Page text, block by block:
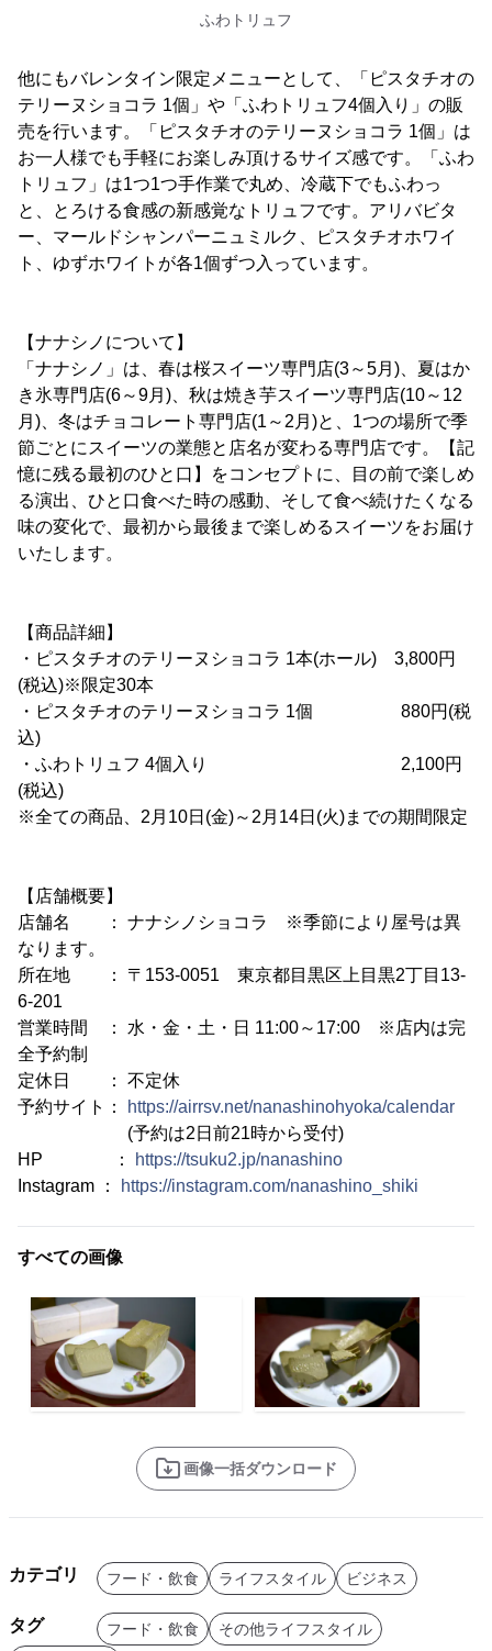
ふわトリュフ
他にもバレンタイン限定メニューとして、「ピスタチオの
テリーヌショコラ 1個」や「ふわトリュフ4個入り」の販
売を行います。「ピスタチオのテリーヌショコラ 1個」は
お一人様でも手軽にお楽しみ頂けるサイズ感です。「ふわ
トリュフ」は1つ1つ手作業で丸め、冷蔵下でもふわっ
と、とろける食感の新感覚なトリュフです。アリバビタ
ー、マールドシャンパーニュミルク、ピスタチオホワイ
ト、ゆずホワイトが各1個ずつ入っています。
【ナナシノについて】
「ナナシノ」は、春は桜スイーツ専門店(3～5月)、夏はか
き氷専門店(6～9月)、秋は焼き芋スイーツ専門店(10～12
月)、冬はチョコレート専門店(1～2月)と、1つの場所で季
節ごとにスイーツの業態と店名が変わる専門店です。【記
憶に残る最初のひと口】をコンセプトに、目の前で楽しめ
る演出、ひと口食べた時の感動、そして食べ続けたくなる
味の変化で、最初から最後まで楽しめるスイーツをお届け
いたします。
【商品詳細】
・ピスタチオのテリーヌショコラ 1本(ホール) 3,800円
(税込)※限定30本
・ピスタチオのテリーヌショコラ 1個 880円(税
込)
・ふわトリュフ 4個入り 2,100円
(税込)
※全ての商品、2月10日(金)～2月14日(火)までの期間限定
【店舗概要】
店舗名 ： ナナシノショコラ ※季節により屋号は異
なります。
所在地 ： 〒153-0051 東京都目黒区上目黒2丁目13-
6-201
営業時間 ： 水・金・土・日 11:00～17:00 ※店内は完
全予約制
定休日 ： 不定休
予約サイト：
https://airrsv.net/nanashinohyoka/calendar
(予約は2日前21時から受付)
HP ：
https://tsuku2.jp/nanashino
Instagram ：
https://instagram.com/nanashino_shiki
すべての画像
画像一括ダウンロード
カテゴリ フード・飲食 ライフスタイル ビジネス
タグ フード・飲食
その他ライフスタイル